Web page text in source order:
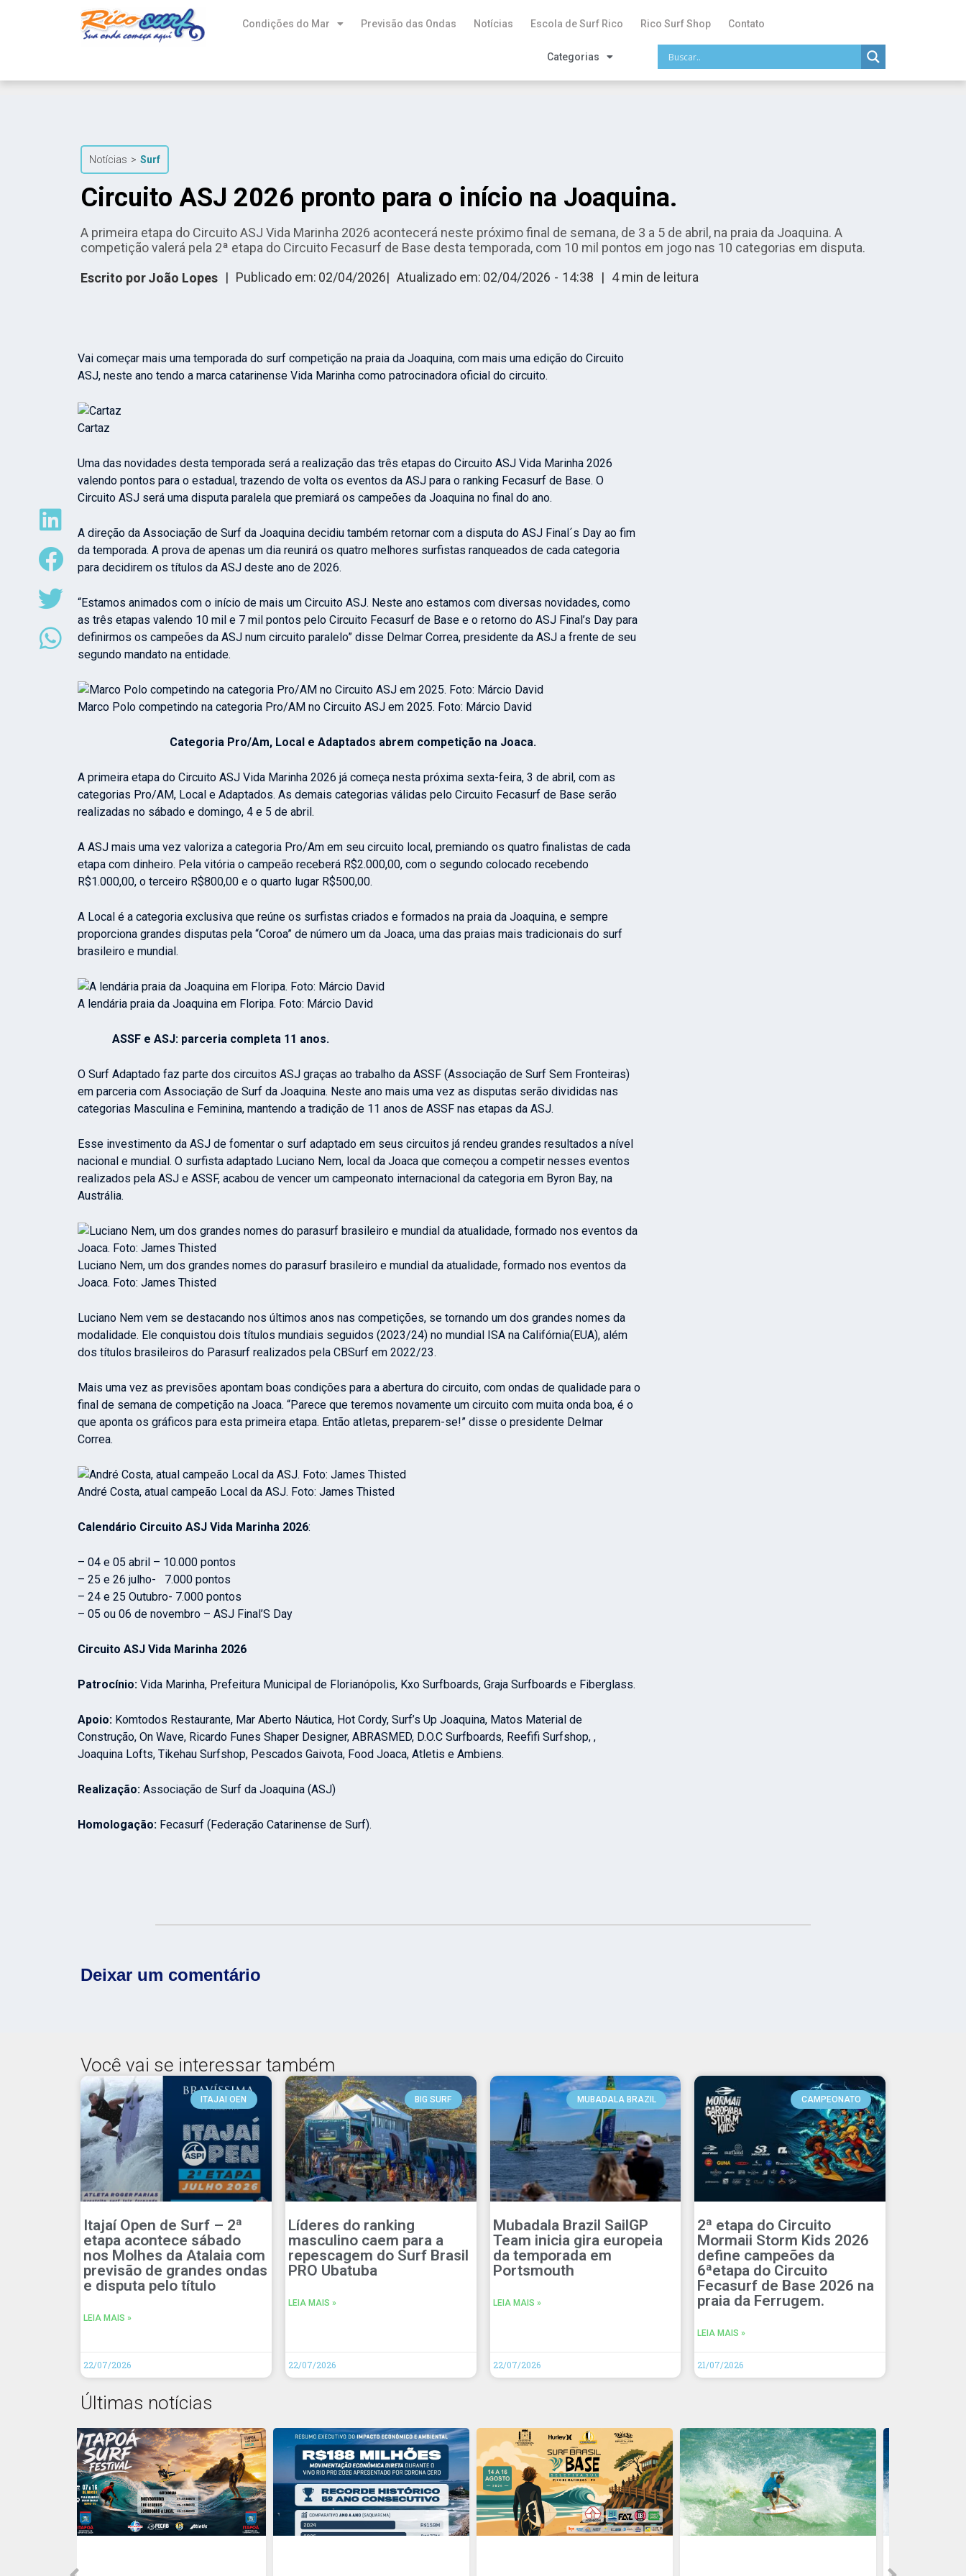
Condições do Mar Previsão das Ondas Notícias Escola de Surf Rico Rico Surf Shop Contato
Categorias
Notícias > Surf
Circuito ASJ 2026 pronto para o início na Joaquina.
A primeira etapa do Circuito ASJ Vida Marinha 2026 acontecerá neste próximo final de semana, de 3 a 5 de abril, na praia da Joaquina. A
competição valerá pela 2ª etapa do Circuito Fecasurf de Base desta temporada, com 10 mil pontos em jogo nas 10 categorias em disputa.
Escrito porJoão Lopes | Publicado em: 02/04/2026| Atualizado em: 02/04/2026 - 14:38 | 4 min de leitura
Vai começar mais uma temporada do surf competição na praia da Joaquina, com mais uma edição do Circuito
ASJ, neste ano tendo a marca catarinense Vida Marinha como patrocinadora oficial do circuito.
Cartaz
Uma das novidades desta temporada será a realização das três etapas do Circuito ASJ Vida Marinha 2026
valendo pontos para o estadual, trazendo de volta os eventos da ASJ para o ranking Fecasurf de Base. O
Circuito ASJ será uma disputa paralela que premiará os campeões da Joaquina no final do ano.
A direção da Associação de Surf da Joaquina decidiu também retornar com a disputa do ASJ Final´s Day ao fim
da temporada. A prova de apenas um dia reunirá os quatro melhores surfistas ranqueados de cada categoria
para decidirem os títulos da ASJ deste ano de 2026.
“Estamos animados com o início de mais um Circuito ASJ. Neste ano estamos com diversas novidades, como
as três etapas valendo 10 mil e 7 mil pontos pelo Circuito Fecasurf de Base e o retorno do ASJ Final’s Day para
definirmos os campeões da ASJ num circuito paralelo” disse Delmar Correa, presidente da ASJ a frente de seu
segundo mandato na entidade.
Marco Polo competindo na categoria Pro/AM no Circuito ASJ em 2025. Foto: Márcio David
Categoria Pro/Am, Local e Adaptados abrem competição na Joaca.
A primeira etapa do Circuito ASJ Vida Marinha 2026 já começa nesta próxima sexta-feira, 3 de abril, com as
categorias Pro/AM, Local e Adaptados. As demais categorias válidas pelo Circuito Fecasurf de Base serão
realizadas no sábado e domingo, 4 e 5 de abril.
A ASJ mais uma vez valoriza a categoria Pro/Am em seu circuito local, premiando os quatro finalistas de cada
etapa com dinheiro. Pela vitória o campeão receberá R$2.000,00, com o segundo colocado recebendo
R$1.000,00, o terceiro R$800,00 e o quarto lugar R$500,00.
A Local é a categoria exclusiva que reúne os surfistas criados e formados na praia da Joaquina, e sempre
proporciona grandes disputas pela “Coroa” de número um da Joaca, uma das praias mais tradicionais do surf
brasileiro e mundial.
A lendária praia da Joaquina em Floripa. Foto: Márcio David
ASSF e ASJ: parceria completa 11 anos.
O Surf Adaptado faz parte dos circuitos ASJ graças ao trabalho da ASSF (Associação de Surf Sem Fronteiras)
em parceria com Associação de Surf da Joaquina. Neste ano mais uma vez as disputas serão divididas nas
categorias Masculina e Feminina, mantendo a tradição de 11 anos de ASSF nas etapas da ASJ.
Esse investimento da ASJ de fomentar o surf adaptado em seus circuitos já rendeu grandes resultados a nível
nacional e mundial. O surfista adaptado Luciano Nem, local da Joaca que começou a competir nesses eventos
realizados pela ASJ e ASSF, acabou de vencer um campeonato internacional da categoria em Byron Bay, na
Austrália.
Luciano Nem, um dos grandes nomes do parasurf brasileiro e mundial da atualidade, formado nos eventos da
Joaca. Foto: James Thisted
Luciano Nem vem se destacando nos últimos anos nas competições, se tornando um dos grandes nomes da
modalidade. Ele conquistou dois títulos mundiais seguidos (2023/24) no mundial ISA na Califórnia(EUA), além
dos títulos brasileiros do Parasurf realizados pela CBSurf em 2022/23.
Mais uma vez as previsões apontam boas condições para a abertura do circuito, com ondas de qualidade para o
final de semana de competição na Joaca. “Parece que teremos novamente um circuito com muita onda boa, é o
que aponta os gráficos para esta primeira etapa. Então atletas, preparem-se!” disse o presidente Delmar
Correa.
André Costa, atual campeão Local da ASJ. Foto: James Thisted
Calendário Circuito ASJ Vida Marinha 2026:
– 04 e 05 abril – 10.000 pontos
– 25 e 26 julho- 7.000 pontos
– 24 e 25 Outubro- 7.000 pontos
– 05 ou 06 de novembro – ASJ Final’S Day
Circuito ASJ Vida Marinha 2026
Patrocínio: Vida Marinha, Prefeitura Municipal de Florianópolis, Kxo Surfboards, Graja Surfboards e Fiberglass.
Apoio:Komtodos Restaurante, Mar Aberto Náutica, Hot Cordy, Surf’s Up Joaquina, Matos Material de
Construção, On Wave, Ricardo Funes Shaper Designer, ABRASMED, D.O.C Surfboards, Reefifi Surfshop, ,
Joaquina Lofts, Tikehau Surfshop, Pescados Gaivota, Food Joaca, Atletis e Ambiens.
Realização:Associação de Surf da Joaquina (ASJ)
Homologação:Fecasurf (Federação Catarinense de Surf).
Deixar um comentário
Você vai se interessar também
ITAJAI OEN
Itajaí Open de Surf – 2ª
etapa acontece sábado
nos Molhes da Atalaia com
previsão de grandes ondas
e disputa pelo título
LEIA MAIS »
22/07/2026
BIG SURF
Líderes do ranking
masculino caem para a
repescagem do Surf Brasil
PRO Ubatuba
LEIA MAIS »
22/07/2026
MUBADALA BRAZIL
Mubadala Brazil SailGP
Team inicia gira europeia
da temporada em
Portsmouth
LEIA MAIS »
22/07/2026
CAMPEONATO
2ª etapa do Circuito
Mormaii Storm Kids 2026
define campeões da
6ªetapa do Circuito
Fecasurf de Base 2026 na
praia da Ferrugem.
LEIA MAIS »
21/07/2026
Últimas notícias